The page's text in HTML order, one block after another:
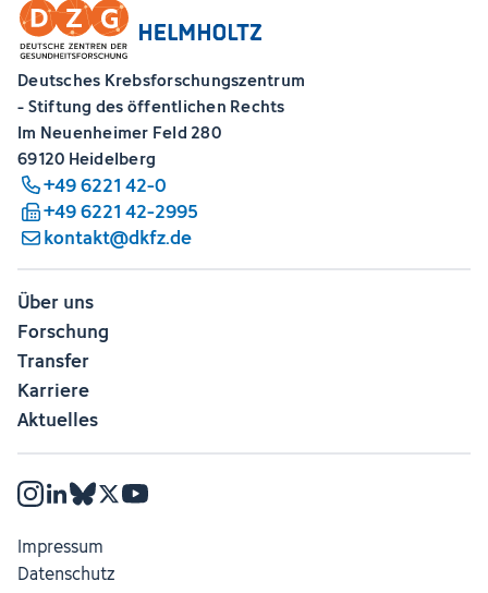
Deutsches Krebsforschungszentrum
- Stiftung des öffentlichen Rechts
Im Neuenheimer Feld 280
69120 Heidelberg
+49 6221 42-0
+49 6221 42-2995
kontakt@dkfz.de
Über uns
Forschung
Transfer
Karriere
Aktuelles
Impressum
Datenschutz